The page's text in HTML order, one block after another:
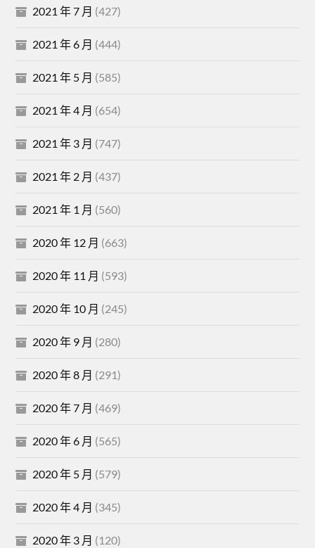
2021 年 7 月 (427)
2021 年 6 月 (444)
2021 年 5 月 (585)
2021 年 4 月 (654)
2021 年 3 月 (747)
2021 年 2 月 (437)
2021 年 1 月 (560)
2020 年 12 月 (663)
2020 年 11 月 (593)
2020 年 10 月 (245)
2020 年 9 月 (280)
2020 年 8 月 (291)
2020 年 7 月 (469)
2020 年 6 月 (565)
2020 年 5 月 (579)
2020 年 4 月 (345)
2020 年 3 月 (120)